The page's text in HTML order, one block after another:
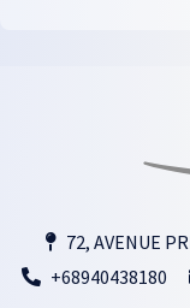
72, AVENUE
+68940438180